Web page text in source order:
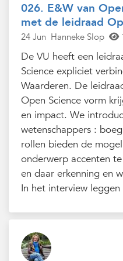
026. E&W van
met de leidraad
24 Jun Hanneke Slop
De VU heeft een
Science expliciet
Waarderen. De
Open Science vorm
en impact. We
wetenschappers :
rollen bieden de
onderwerp accenten
en daar erkenning en
In het interview